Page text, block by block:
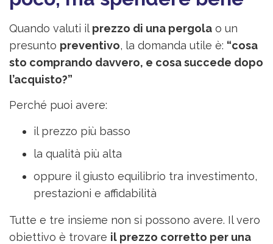
Quando valuti il prezzo di una pergola o un
presunto preventivo, la domanda utile è: “cosa
sto comprando davvero, e cosa succede dopo
l’acquisto?”
Perché puoi avere:
il prezzo più basso
la qualità più alta
oppure il giusto equilibrio tra investimento,
prestazioni e affidabilità
Tutte e tre insieme non si possono avere. Il vero
obiettivo è trovare il prezzo corretto per una